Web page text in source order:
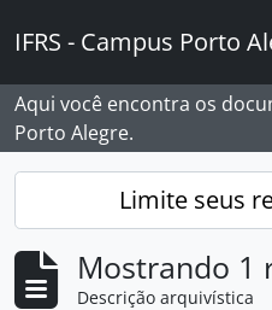
IFRS - Campus Porto
Aqui você encontra os
Porto Alegre.
Limite seus
Mostrando 1
Descrição arquivística